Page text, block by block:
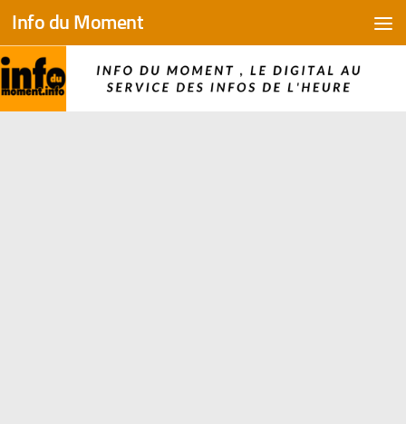
Skip to content
Info du Moment